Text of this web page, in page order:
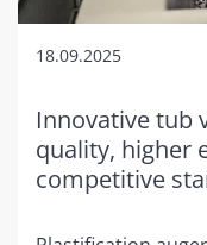
18.09.2025
Innovative tub
quality, higher
competitive